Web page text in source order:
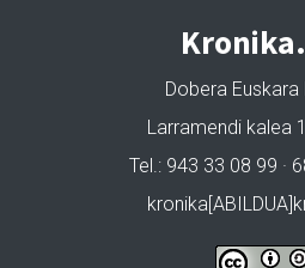
Dobera Euskara
Larramendi kalea
Tel.: 943 33 08 99 ·